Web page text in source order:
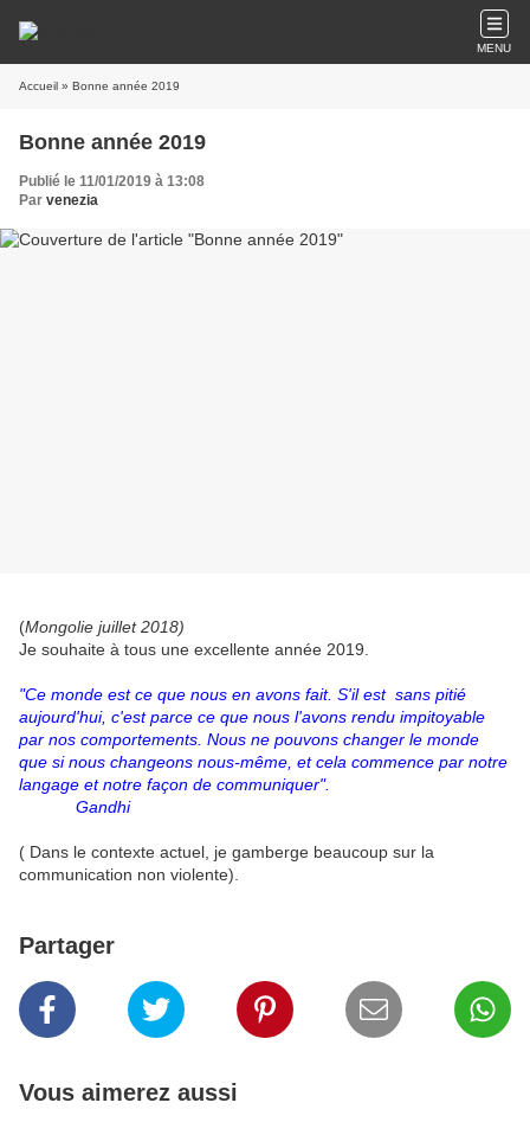
MENU
Accueil » Bonne année 2019
Bonne année 2019
Publié le 11/01/2019 à 13:08
Par venezia
(Mongolie juillet 2018)
Je souhaite à tous une excellente année 2019.
"Ce monde est ce que nous en avons fait. S'il est sans pitié
aujourd'hui, c'est parce ce que nous l'avons rendu impitoyable
par nos comportements. Nous ne pouvons changer le monde
que si nous changeons nous-même, et cela commence par notre
langage et notre façon de communiquer".
Gandhi
( Dans le contexte actuel, je gamberge beaucoup sur la
communication non violente).
Partager
Vous aimerez aussi